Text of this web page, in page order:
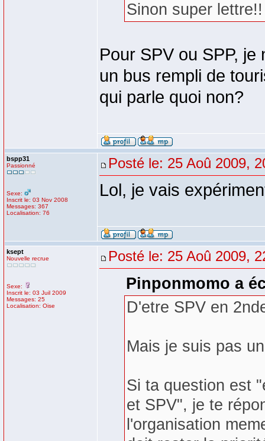
Sinon super
Pour SPV ou SPP,
un bus rempli de
qui parle quoi non?
bspp31
Passionné
Sexe:
Inscrit le: 03 Nov 2008
Messages: 367
Localisation: 76
Posté le: 25 Aoû 2009,
Lol, je vais
ksept
Nouvelle recrue
Sexe:
Inscrit le: 03 Juil 2009
Messages: 25
Localisation: Oise
Posté le: 25 Aoû 2009,
Pinponmomo a
D'etre SPV en
Mais je suis pas
Si ta question est
et SPV", je te
l'organisation